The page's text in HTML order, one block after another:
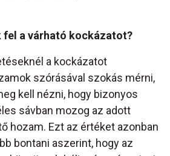
fel a várható kockázatot?
a kockázatot
szórásával szokás mérni,
kell nézni, hogy bizonyos
sávban mozog az adott
hozam. Ezt az értéket azonban
bontani aszerint, hogy az